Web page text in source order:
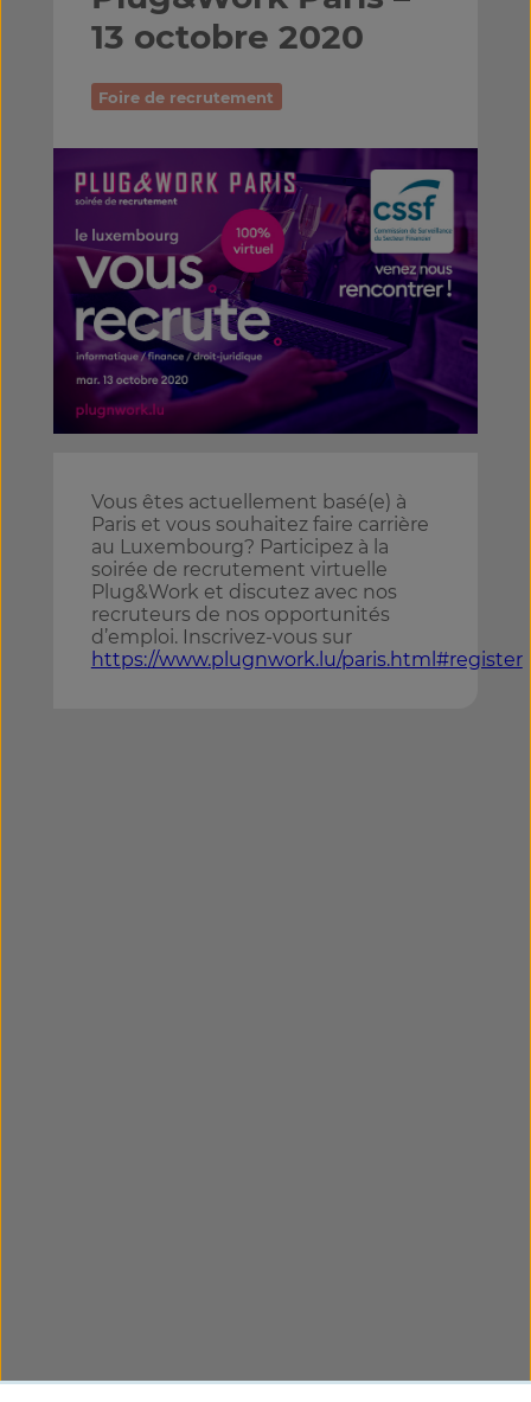
13 octobre 2020
Foire de recrutement
Vous êtes actuellement basé(e) à
Paris et vous souhaitez faire carrière
au Luxembourg? Participez à la
soirée de recrutement virtuelle
Plug&Work et discutez avec nos
recruteurs de nos opportunités
d’emploi. Inscrivez-vous sur
https://www.plugnwork.lu/paris.html#register